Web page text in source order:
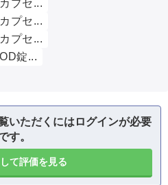
プセ...
プセ...
プセ...
錠...
いただくにはログインが必要
す。
て評価を見る